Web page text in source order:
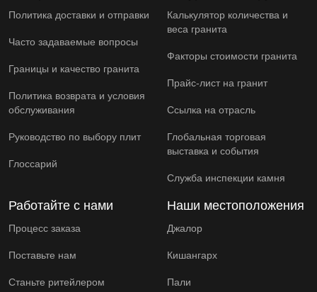
Политика доставки и отправки
Часто задаваемые вопросы
Границы и качество гранита
Политика возврата и условия
обслуживания
Руководство по выбору плит
Глоссарий
Калькулятор количества и
веса гранита
Факторы стоимости гранита
Прайс-лист на гранит
Ссылка на отрасль
Глобальная торговая
выставка и события
Служба инспекции камня
Работайте с нами
Процесс заказа
Поставьте нам
Станьте ритейлером
Наши местоположения
Джалор
Кишангарх
Пали